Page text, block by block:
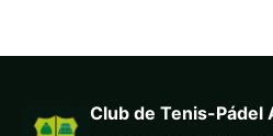
Club de Tenis-Pádel